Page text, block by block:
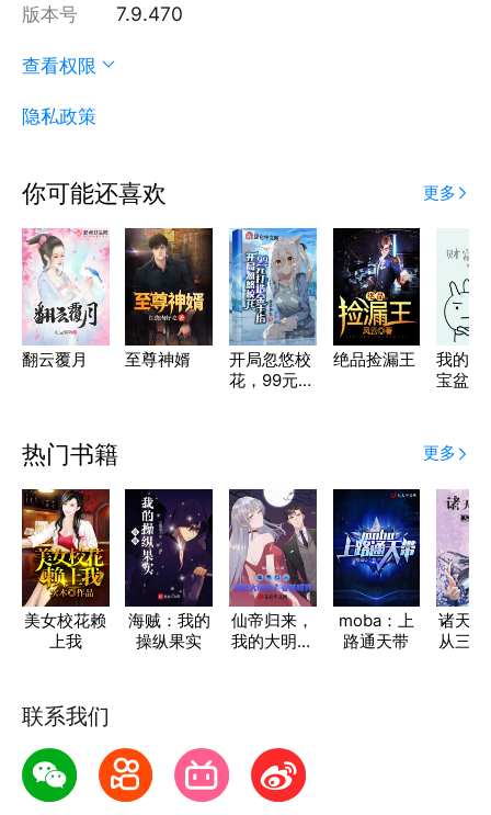
版本号 7.9.470
查看权限
隐私政策
你可能还喜欢 更多
翻云覆月 至尊神婿
开局忽悠校
花，99元打
绝品捡漏王
我的财
宝盆
热门书籍 更多
美女校花赖
上我
海贼：我的
操纵果实
仙帝归来，
我的大明星
moba：上
路通天带
诸天
从三
联系我们